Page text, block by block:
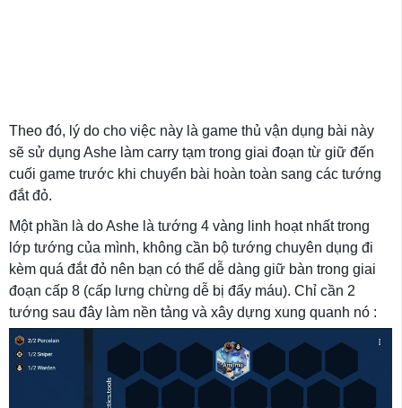
Theo đó, lý do cho việc này là game thủ vận dụng bài này
sẽ sử dụng Ashe làm carry tạm trong giai đoạn từ giữ đến
cuối game trước khi chuyển bài hoàn toàn sang các tướng
đắt đỏ.
Một phần là do Ashe là tướng 4 vàng linh hoạt nhất trong
lớp tướng của mình, không cần bộ tướng chuyên dụng đi
kèm quá đắt đỏ nên bạn có thể dễ dàng giữ bàn trong giai
đoạn cấp 8 (cấp lưng chừng dễ bị đẩy máu). Chỉ cần 2
tướng sau đây làm nền tảng và xây dựng xung quanh nó :